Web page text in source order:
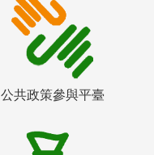
公共政策參與平臺